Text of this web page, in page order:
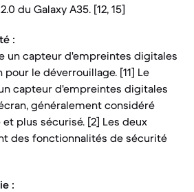
du Galaxy A35. [12, 15]
:
un capteur d'empreintes digitales
le déverrouillage. [11] Le
capteur d'empreintes digitales
généralement considéré
plus sécurisé. [2] Les deux
des fonctionnalités de sécurité
: